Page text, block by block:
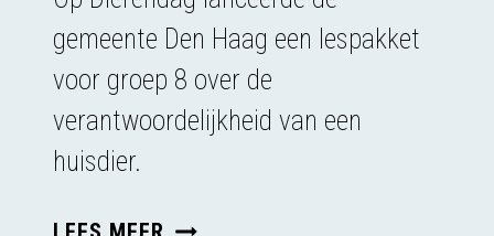
gemeente Den Haag een lespakket
voor groep 8 over de
verantwoordelijkheid van een
huisdier.
MOOI